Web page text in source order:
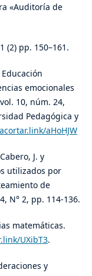
«Auditoría de
(2) pp. 150–161.
emocionales
10, núm. 24,
Pedagógica y
aHoHJW
J. y
utilizados por
de
N° 2, pp. 114-136.
matemáticas.
UXibT3.
y